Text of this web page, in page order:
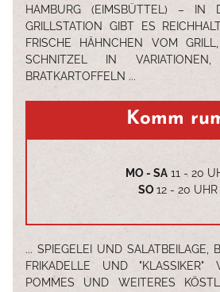
HAMBURG (EIMSBÜTTEL) – IN
GRILLSTATION GIBT ES
FRISCHE HÄHNCHEN VOM
SCHNITZEL IN
BRATKARTOFFELN ...
Komm
MO - SA11 - 20
SO12 - 20 UHR
... SPIEGELEI UND SALATBEILAGE,
FRIKADELLE UND "KLASSIKER"
POMMES UND WEITERES